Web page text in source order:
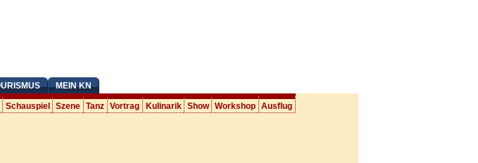
MEIN KN
Schauspiel Szene Tanz Vortrag Kulinarik Show Workshop Ausflug